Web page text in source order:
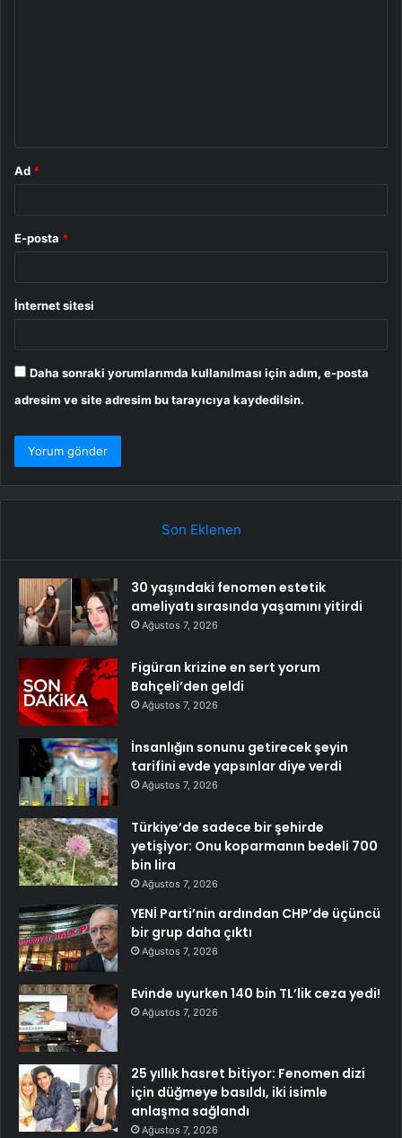
Ad *
E-posta *
İnternet sitesi
Daha sonraki yorumlarımda kullanılması için adım, e-posta
adresim ve site adresim bu tarayıcıya kaydedilsin.
Son Eklenen
30 yaşındaki fenomen estetik
ameliyatı sırasında yaşamını yitirdi
Ağustos 7, 2026
Figüran krizine en sert yorum
Bahçeli’den geldi
Ağustos 7, 2026
İnsanlığın sonunu getirecek şeyin
tarifini evde yapsınlar diye verdi
Ağustos 7, 2026
Türkiye’de sadece bir şehirde
yetişiyor: Onu koparmanın bedeli 700
bin lira
Ağustos 7, 2026
YENİ Parti’nin ardından CHP’de üçüncü
bir grup daha çıktı
Ağustos 7, 2026
Evinde uyurken 140 bin TL’lik ceza yedi!
Ağustos 7, 2026
25 yıllık hasret bitiyor: Fenomen dizi
için düğmeye basıldı, iki isimle
anlaşma sağlandı
Ağustos 7, 2026